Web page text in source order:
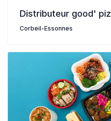
Distributeur good'
Corbeil-Essonnes